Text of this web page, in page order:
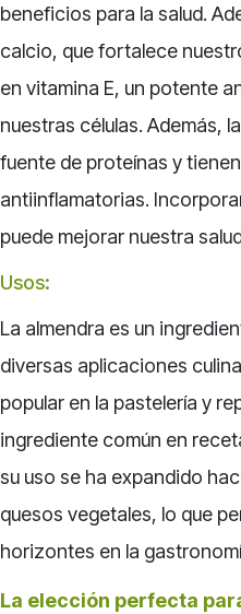
beneficios para la salud.
calcio, que fortalece
en vitamina E, un potente
nuestras células. Además,
fuente de proteínas y
antiinflamatorias.
puede mejorar nuestra
Usos:
La almendra es un
diversas aplicaciones
popular en la pastelería y
ingrediente común en
su uso se ha expandido
quesos vegetales, lo que
horizontes en la
La elección perfecta